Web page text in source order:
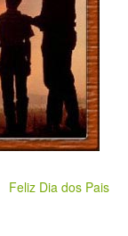
Feliz Dia dos Pais